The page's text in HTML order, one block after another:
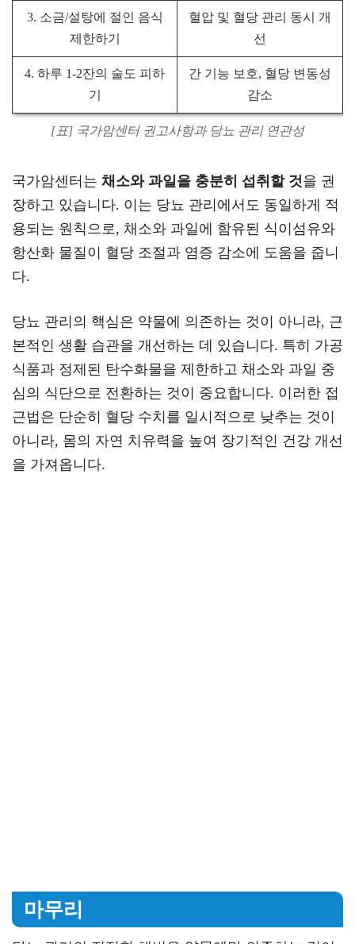
3. 소금/설탕에 절인 음식
제한하기
혈압 및 혈당 관리 동시 개
선
4. 하루 1-2잔의 술도 피하
기
간 기능 보호, 혈당 변동성
감소
[표] 국가암센터 권고사항과 당뇨 관리 연관성
국가암센터는 채소와 과일을 충분히 섭취할 것을 권
장하고 있습니다. 이는 당뇨 관리에서도 동일하게 적
용되는 원칙으로, 채소와 과일에 함유된 식이섬유와
항산화 물질이 혈당 조절과 염증 감소에 도움을 줍니
다.
당뇨 관리의 핵심은 약물에 의존하는 것이 아니라, 근
본적인 생활 습관을 개선하는 데 있습니다. 특히 가공
식품과 정제된 탄수화물을 제한하고 채소와 과일 중
심의 식단으로 전환하는 것이 중요합니다. 이러한 접
근법은 단순히 혈당 수치를 일시적으로 낮추는 것이
아니라, 몸의 자연 치유력을 높여 장기적인 건강 개선
을 가져옵니다.
마무리